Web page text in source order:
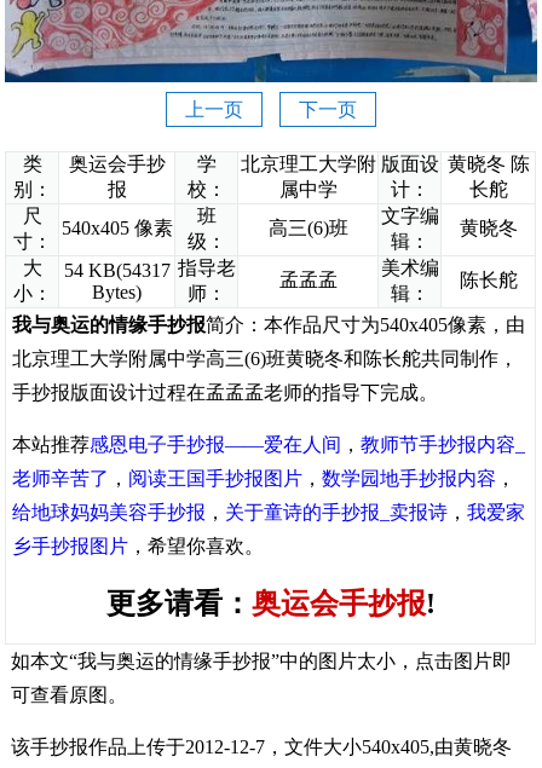
上一页 下一页
类
别：
奥运会手抄
报
学
校：
北京理工大学附
属中学
版面设
计：
黄晓冬 陈
长舵
尺
寸：
540x405 像素
班
级：
高三(6)班
文字编
辑：
黄晓冬
大
小：
54 KB(54317
Bytes)
指导老
师：
孟孟孟
美术编
辑：
陈长舵
我与奥运的情缘手抄报简介：本作品尺寸为540x405像素，由
北京理工大学附属中学高三(6)班黄晓冬和陈长舵共同制作，
手抄报版面设计过程在孟孟孟老师的指导下完成。
本站推荐感恩电子手抄报——爱在人间 ，教师节手抄报内容_
老师辛苦了 ， 阅读王国手抄报图片 ，数学园地手抄报内容 ，
给地球妈妈美容手抄报 ， 关于童诗的手抄报_卖报诗 ，我爱家
乡手抄报图片 ，希望你喜欢。
更多请看： 奥运会手抄报!
如本文“我与奥运的情缘手抄报”中的图片太小，点击图片即
可查看原图。
该手抄报作品上传于2012-12-7，文件大小540x405,由黄晓冬